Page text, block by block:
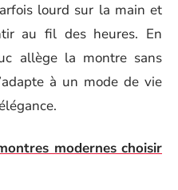
lourd sur la main et
au fil des heures. En
allège la montre sans
à un mode de vie
modernes choisir